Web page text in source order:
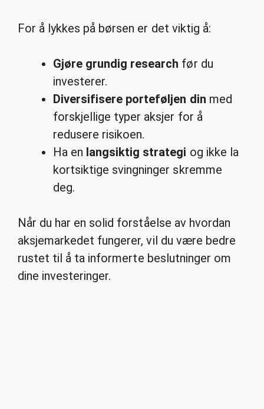
For å lykkes på børsen er det viktig å:
Gjøre grundig research før du
investerer.
Diversifisere porteføljen din med
forskjellige typer aksjer for å
redusere risikoen.
Ha en langsiktig strategi og ikke la
kortsiktige svingninger skremme
deg.
Når du har en solid forståelse av hvordan
aksjemarkedet fungerer, vil du være bedre
rustet til å ta informerte beslutninger om
dine investeringer.